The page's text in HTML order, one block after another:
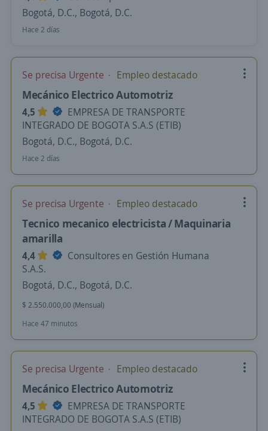
Bogotá, D.C., Bogotá, D.C.
Hace 2 días
Se precisa Urgente Empleo destacado
Mecánico Electrico Automotriz
4,5
EMPRESA DE TRANSPORTE
INTEGRADO DE BOGOTA S.A.S (ETIB)
Bogotá, D.C., Bogotá, D.C.
Hace 2 días
Se precisa Urgente Empleo destacado
Tecnico mecanico electricista / Maquinaria
amarilla
4,4
Consultores en Gestión Humana
S.A.S.
Bogotá, D.C., Bogotá, D.C.
$ 2.550.000,00 (Mensual)
Hace 47 minutos
Se precisa Urgente Empleo destacado
Mecánico Electrico Automotriz
4,5
EMPRESA DE TRANSPORTE
INTEGRADO DE BOGOTA S.A.S (ETIB)